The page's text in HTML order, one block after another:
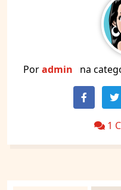
Poradmin na
1